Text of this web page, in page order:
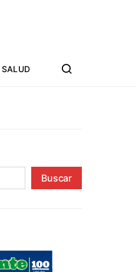
SALUD
Buscar